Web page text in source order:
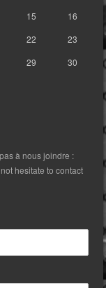
15
16
22
23
29
30
à nous joindre :
hesitate to contact